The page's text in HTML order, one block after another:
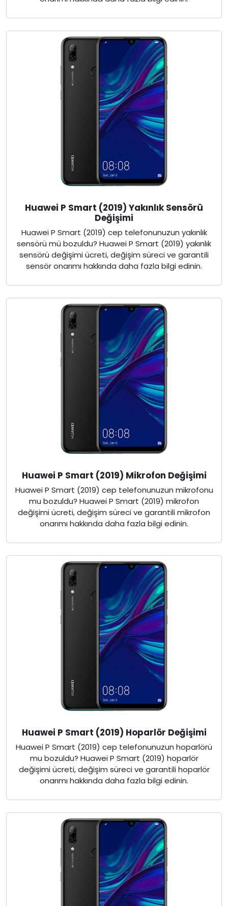
Huawei P Smart (2019) Yakınlık Sensörü
Değişimi
Huawei P Smart (2019) cep telefonunuzun yakınlık
sensörü mü bozuldu? Huawei P Smart (2019) yakınlık
sensörü değişimi ücreti, değişim süreci ve garantili
sensör onarımı hakkında daha fazla bilgi edinin.
Huawei P Smart (2019) Mikrofon Değişimi
Huawei P Smart (2019) cep telefonunuzun mikrofonu
mu bozuldu? Huawei P Smart (2019) mikrofon
değişimi ücreti, değişim süreci ve garantili mikrofon
onarımı hakkında daha fazla bilgi edinin.
Huawei P Smart (2019) Hoparlör Değişimi
Huawei P Smart (2019) cep telefonunuzun hoparlörü
mu bozuldu? Huawei P Smart (2019) hoparlör
değişimi ücreti, değişim süreci ve garantili hoparlör
onarımı hakkında daha fazla bilgi edinin.